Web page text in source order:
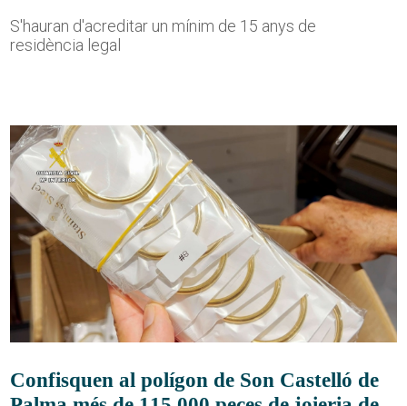
S'hauran d'acreditar un mínim de 15 anys de
residència legal
Confisquen al polígon de Son Castelló de